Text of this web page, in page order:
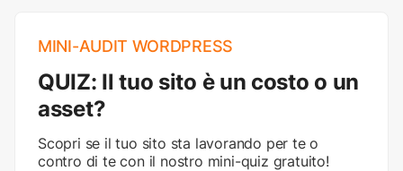
MINI-AUDIT WORDPRESS
QUIZ: Il tuo sito è un costo o un
asset?
Scopri se il tuo sito sta lavorando per te o
contro di te con il nostro mini-quiz gratuito!